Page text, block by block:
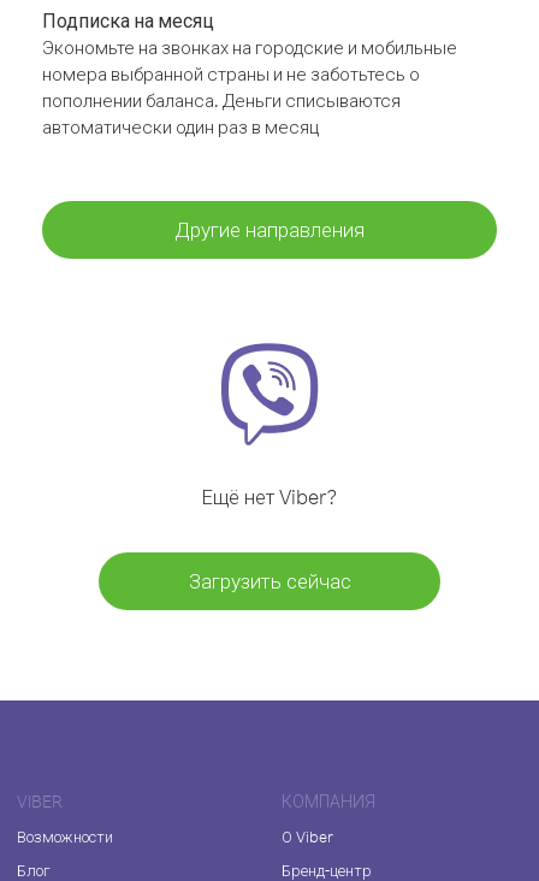
Подписка на месяц
Экономьте на звонках на городские и мобильные
номера выбранной страны и не заботьтесь о
пополнении баланса. Деньги списываются
автоматически один раз в месяц
Другие направления
Ещё нет Viber?
Загрузить сейчас
VIBER
Возможности
Блог
КОМПАНИЯ
О Viber
Бренд-центр